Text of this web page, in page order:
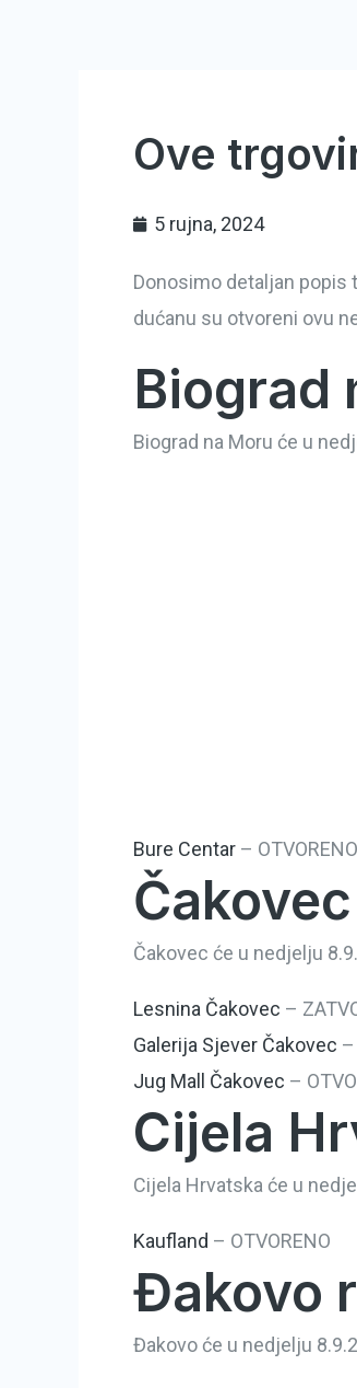
Ove
5 rujna, 2024
Donosimo detaljan popis
dućanu su otvoreni ovu
Biograd
Biograd na Moru će u
Bure Centar – OTVORENO
Čakovec će u nedjelju
Lesnina Čakovec –
Galerija Sjever Čakovec –
Jug Mall Čakovec –
Cijela
Cijela Hrvatska će u
Kaufland – OTVORENO
Đakovo
Đakovo će u nedjelju